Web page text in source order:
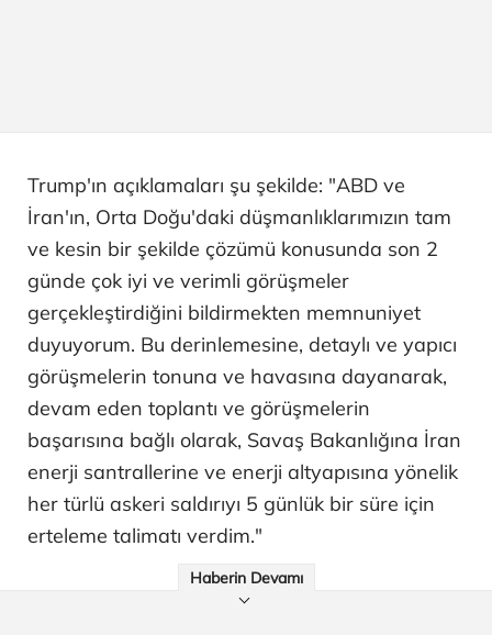
Trump'ın açıklamaları şu şekilde: "ABD ve
İran'ın, Orta Doğu'daki düşmanlıklarımızın tam
ve kesin bir şekilde çözümü konusunda son 2
günde çok iyi ve verimli görüşmeler
gerçekleştirdiğini bildirmekten memnuniyet
duyuyorum. Bu derinlemesine, detaylı ve yapıcı
görüşmelerin tonuna ve havasına dayanarak,
devam eden toplantı ve görüşmelerin
başarısına bağlı olarak, Savaş Bakanlığına İran
enerji santrallerine ve enerji altyapısına yönelik
her türlü askeri saldırıyı 5 günlük bir süre için
erteleme talimatı verdim."
Haberin Devamı